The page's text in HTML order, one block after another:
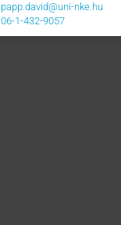
papp.david@uni-nke.hu
06-1-432-9057